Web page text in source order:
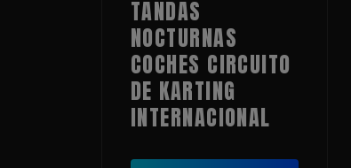
TANDAS
NOCTURNAS
COCHES CIRCUITO
DE KARTING
INTERNACIONAL